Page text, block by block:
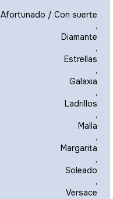
Afortunado / Con suerte
,
Diamante
,
Estrellas
,
Galaxia
,
Ladrillos
,
Malla
,
Margarita
,
Soleado
,
Versace